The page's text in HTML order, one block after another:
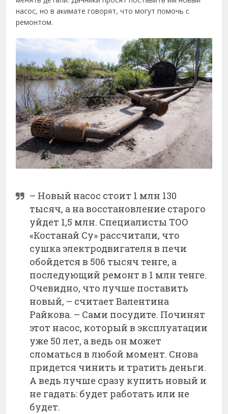
насос, но в акимате говорят, что могут помочь с
ремонтом.
– Новый насос стоит 1 млн 130
тысяч, а на восстановление старого
уйдет 1,5 млн. Специалисты ТОО
«Костанай Су» рассчитали, что
сушка электродвигателя в печи
обойдется в 506 тысяч тенге, а
последующий ремонт в 1 млн тенге.
Очевидно, что лучше поставить
новый, – считает Валентина
Райкова. – Сами посудите. Починят
этот насос, который в эксплуатации
уже 50 лет, а ведь он может
сломаться в любой момент. Снова
придется чинить и тратить деньги.
А ведь лучше сразу купить новый и
не гадать: будет работать или не
будет.